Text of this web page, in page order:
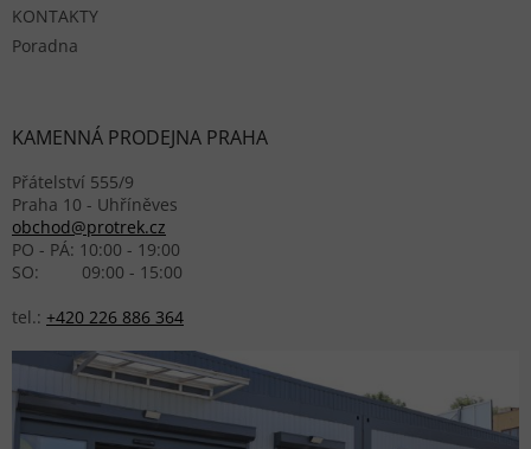
KONTAKTY
Poradna
KAMENNÁ PRODEJNA PRAHA
Přátelství 555/9
Praha 10 - Uhříněves
obchod@protrek.cz
PO - PÁ: 10:00 - 19:00
SO: 09:00 - 15:00
tel.: +420 226 886 364